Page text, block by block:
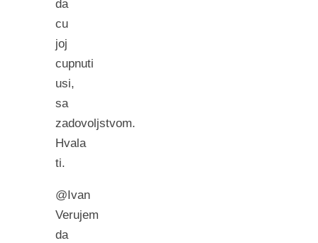
da
cu
joj
cupnuti
usi,
sa
zadovoljstvom.
Hvala
ti.
@Ivan
Verujem
da